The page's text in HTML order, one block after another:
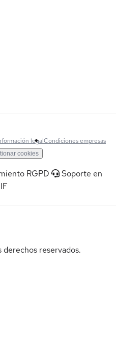
legalCondiciones empresas
cookies
RGPD
Soporte en
reservados.